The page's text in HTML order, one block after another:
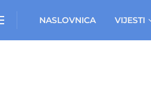
NASLOVNICA VIJESTI